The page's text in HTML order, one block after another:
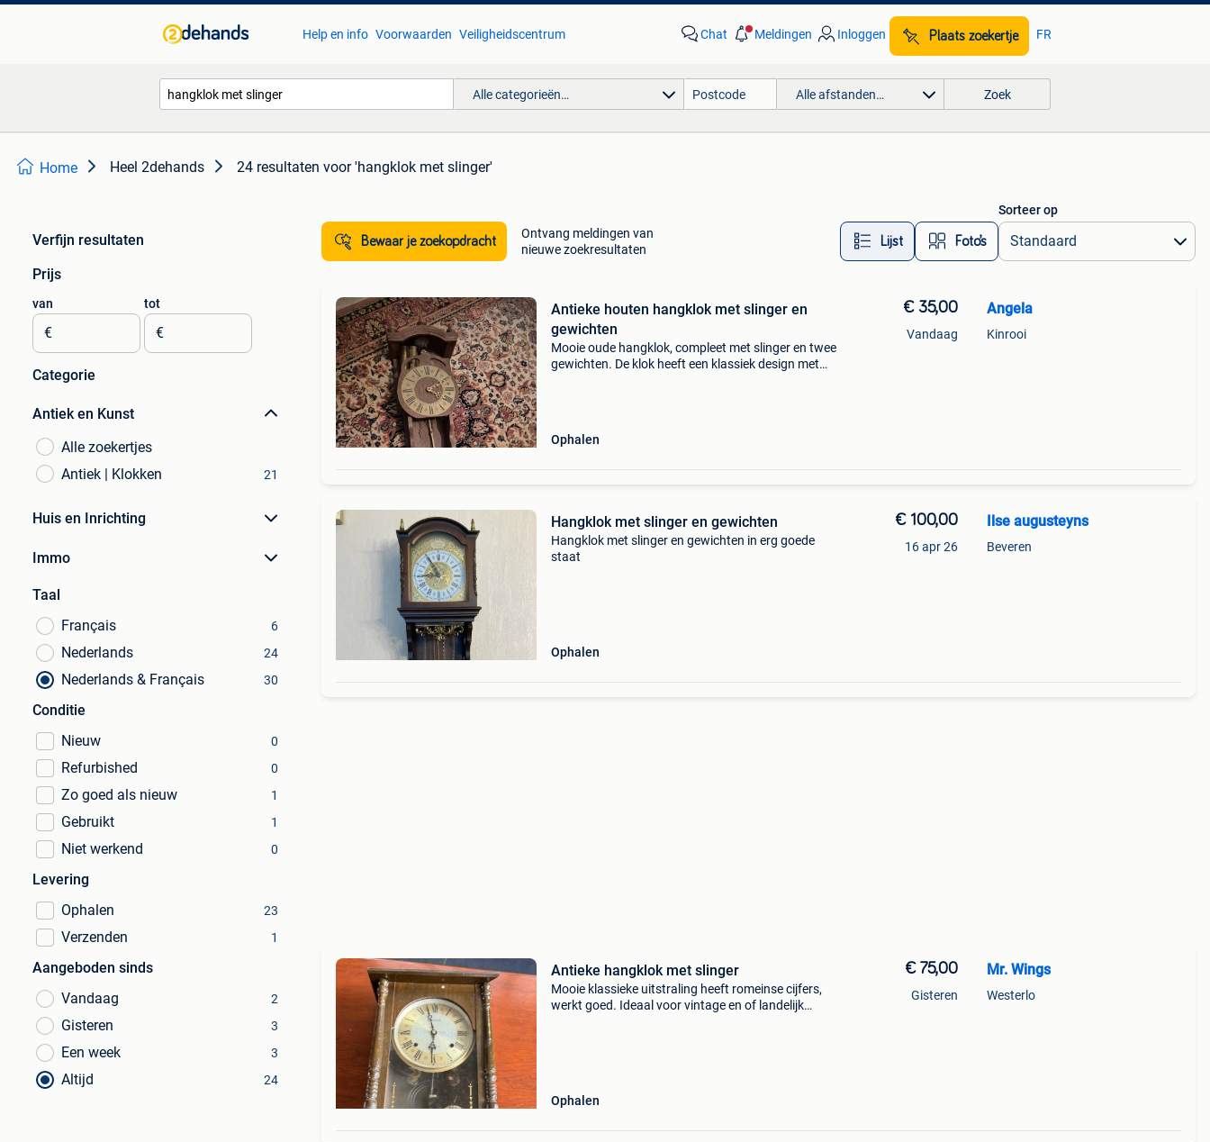
Help en info Voorwaarden Veiligheidscentrum Chat Meldingen Inloggen Plaats zoekertje FR
Alle categorieën… Alle afstanden… Zoek
Home Heel 2dehands 24 resultaten voor 'hangklok met slinger'
Verfijn resultaten
Prijs
van
€
tot
€
Categorie
Antiek en Kunst
Alle zoekertjes
Antiek | Klokken
21
Huis en Inrichting
Immo
Taal
Français
6
Nederlands 24
Nederlands & Français 30
Conditie
Nieuw
0
Refurbished 0
Zo goed als nieuw 1
Gebruikt 1
Niet werkend 0
Levering
Ophalen
23
Verzenden 1
Aangeboden sinds
Vandaag
2
Gisteren 3
Een week 3
Altijd 24
Bewaar je zoekopdracht
Ontvang meldingen van
nieuwe zoekresultaten
Lijst Foto’s
Sorteer op
Antieke houten hangklok met slinger en
gewichten
Mooie oude hangklok, compleet met slinger en twee
gewichten. De klok heeft een klassiek design met
Ophalen
€ 35,00
Vandaag
Angela
Kinrooi
Hangklok met slinger en gewichten
Hangklok met slinger en gewichten in erg goede
staat
Ophalen
€ 100,00
16 apr 26
Ilse augusteyns
Beveren
Antieke hangklok met slinger
Mooie klassieke uitstraling heeft romeinse cijfers,
werkt goed. Ideaal voor vintage en of landelijk
Ophalen
€ 75,00
Gisteren
Mr. Wings
Westerlo